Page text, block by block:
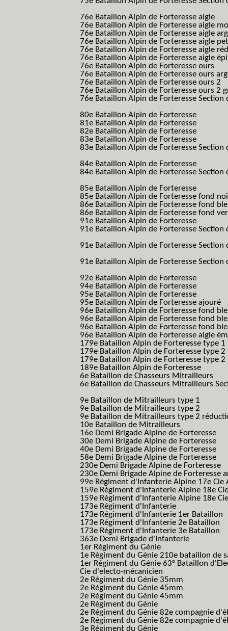
76e Bataillon Alpin de Forteresse aigle
76e Bataillon Alpin de Forteresse aigle
76e Bataillon Alpin de Forteresse aigle
76e Bataillon Alpin de Forteresse aigle
76e Bataillon Alpin de Forteresse aigle
76e Bataillon Alpin de Forteresse aigle
76e Bataillon Alpin de Forteresse ours
76e Bataillon Alpin de Forteresse ours
76e Bataillon Alpin de Forteresse ours 2
76e Bataillon Alpin de Forteresse ours 2
76e Bataillon Alpin de Forteresse
80e Bataillon Alpin de Forteresse
81e Bataillon Alpin de Forteresse
82e Bataillon Alpin de Forteresse
83e Bataillon Alpin de Forteresse
83e Bataillon Alpin de Forteresse
84e Bataillon Alpin de Forteresse
84e Bataillon Alpin de Forteresse
85e Bataillon Alpin de Forteresse
85e Bataillon Alpin de Forteresse fond
86e Bataillon Alpin de Forteresse fond
86e Bataillon Alpin de Forteresse fond
91e Bataillon Alpin de Forteresse
91e Bataillon Alpin de Forteresse
91e Bataillon Alpin de Forteresse
91e Bataillon Alpin de Forteresse
92e Bataillon Alpin de Forteresse
94e Bataillon Alpin de Forteresse
95e Bataillon Alpin de Forteresse
95e Bataillon Alpin de Forteresse ajouré
96e Bataillon Alpin de Forteresse fond
96e Bataillon Alpin de Forteresse fond
96e Bataillon Alpin de Forteresse fond
96e Bataillon Alpin de Forteresse aigle
179e Bataillon Alpin de Forteresse type 1
179e Bataillon Alpin de Forteresse type
179e Bataillon Alpin de Forteresse type
189e Bataillon Alpin de Forteresse
6e Bataillon de Chasseurs Mitrailleurs
6e Bataillon de Chasseurs Mitrailleurs
9e Bataillon de Mitrailleurs type 1
9e Bataillon de Mitrailleurs type 2
9e Bataillon de Mitrailleurs type 2
10e Bataillon de Mitrailleurs
16e Demi Brigade Alpine de Forteresse
30e Demi Brigade Alpine de Forteresse
40e Demi Brigade Alpine de Forteresse
58e Demi Brigade Alpine de Forteresse
230e Demi Brigade Alpine de Forteresse
230e Demi Brigade Alpine de Forteresse
99e Régiment d'Infanterie Alpine 17e
159e Régiment d'Infanterie Alpine 18e
159e Régiment d'Infanterie Alpine 18e
173e Régiment d'Infanterie
173e Régiment d'Infanterie 1er Bataillon
173e Régiment d'Infanterie 2e Bataillon
173e Régiment d'Infanterie 3e Bataillon
363e Demi Brigade d'Infanterie
1er Régiment du Génie
1e Régiment du Génie 210e bataillon de
1er Régiment du Génie 63° Bataillon
Cie d'electo-mécanicien
2e Régiment du Génie 35mm
2e Régiment du Génie 45mm
2e Régiment du Génie 45mm
2e Régiment du Génie
2e Régiment du Génie 82e compagnie
2e Régiment du Génie 82e compagnie
3e Régiment du Génie